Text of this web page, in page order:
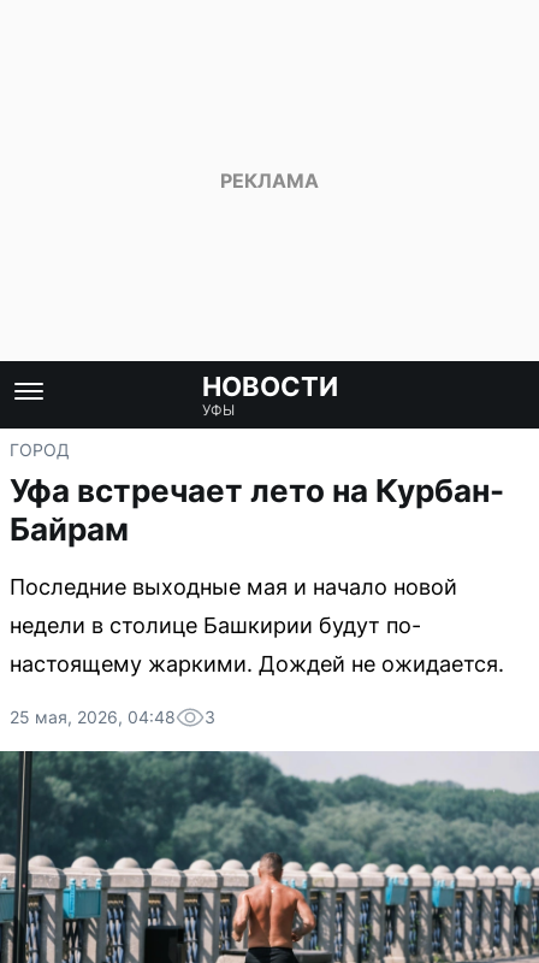
НОВОСТИ
УФЫ
ГОРОД
Уфа встречает лето на Курбан-
Байрам
Последние выходные мая и начало новой
недели в столице Башкирии будут по-
настоящему жаркими. Дождей не ожидается.
25 мая, 2026, 04:48 3